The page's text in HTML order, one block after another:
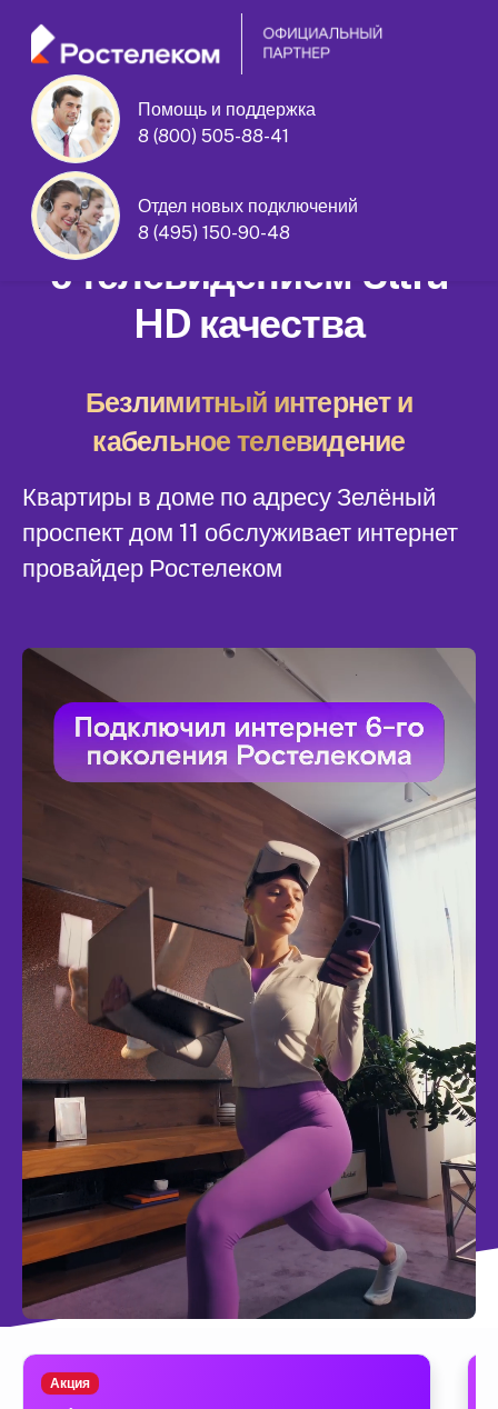
Помощь и поддержка
8 (800) 505-88-41
Отдел новых подключений
8 (495) 150-90-48
Зелёный проспект дом 11
Домашний интернет
с телевидением Ultra
HD качества
Безлимитный интернет и
кабельное телевидение
Квартиры в доме по адресу Зелёный
проспект дом 11 обслуживает интернет
провайдер Ростелеком
Акция